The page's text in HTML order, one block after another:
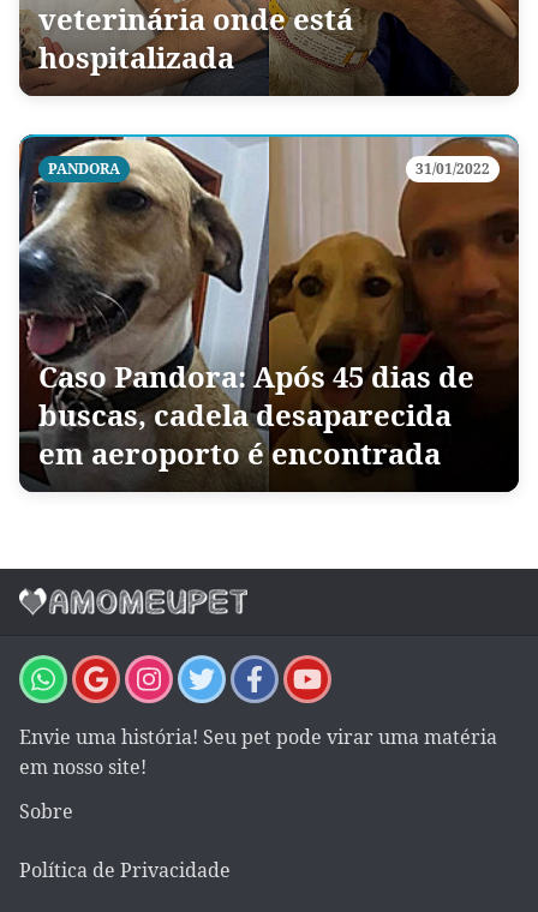
veterinária onde está
hospitalizada
PANDORA 31/01/2022
Caso Pandora: Após 45 dias de
buscas, cadela desaparecida
em aeroporto é encontrada
Envie uma história! Seu pet pode virar uma matéria
em nosso site!
Sobre
Política de Privacidade